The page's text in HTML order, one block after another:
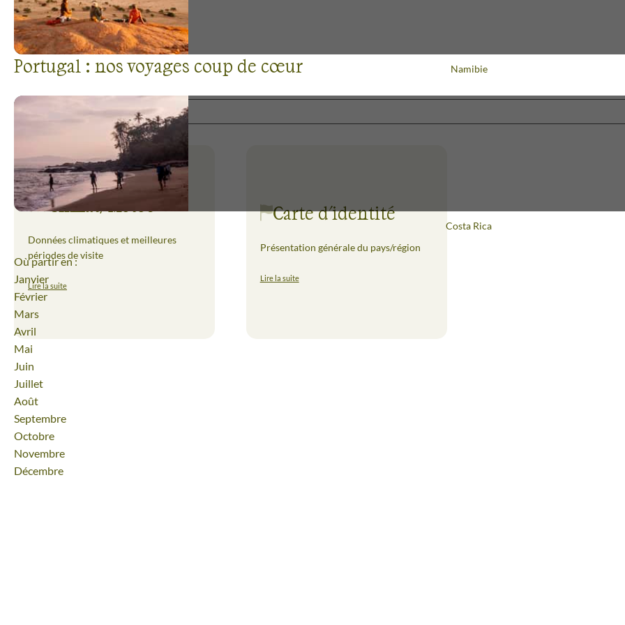
Voyage
Namibie
Voyage
Costa Rica
Où partir en :
Janvier
Février
Mars
Avril
Mai
Juin
Juillet
Août
Septembre
Octobre
Novembre
Décembre
Portugal : nos voyages coup de cœur
Tous nos voyages au Portugal
Climat/Météo
Données climatiques et meilleures
périodes de visite
Lire la suite
Carte d'identité
Présentation générale du pays/région
Lire la suite